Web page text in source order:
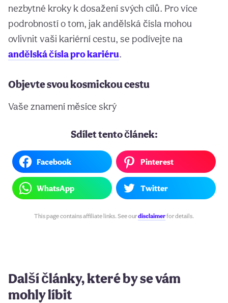
nezbytné kroky k dosažení svých cílů. Pro více
podrobností o tom, jak andělská čísla mohou
ovlivnit vaši kariérní cestu, se podívejte na
andělská čísla pro kariéru.
Objevte svou kosmickou cestu
Vaše znamení měsíce skrý
Sdílet tento článek:
Facebook Pinterest
WhatsApp Twitter
This page contains affiliate links. See ourdisclaimerfor details.
Další články, které by se vám
mohly líbit